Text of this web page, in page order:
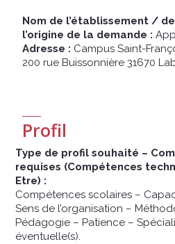
Nom de l’établissement /
l’origine de la demande :
Adresse : Campus Saint-
200 rue Buissonnière 31670
Profil
Type de profil souhaité –
requises (Compétences
Etre) :
Compétences scolaires –
Sens de l’organisation –
Pédagogie – Patience –
éventuelle(s).